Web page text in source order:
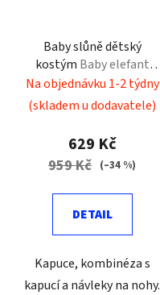
Baby slůně dětský
kostým Baby elefant
costume
Na objednávku 1-2 týdny
(skladem u dodavatele)
629 Kč
959 Kč (–34 %)
DETAIL
Kapuce, kombinéza s
kapucí a návleky na nohy.